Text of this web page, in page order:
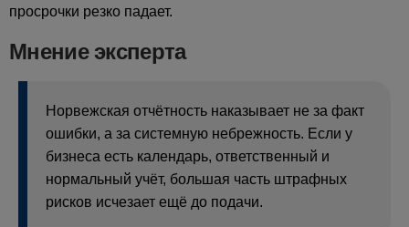
просрочки резко падает.
Мнение эксперта
Норвежская отчётность наказывает не за факт
ошибки, а за системную небрежность. Если у
бизнеса есть календарь, ответственный и
нормальный учёт, большая часть штрафных
рисков исчезает ещё до подачи.